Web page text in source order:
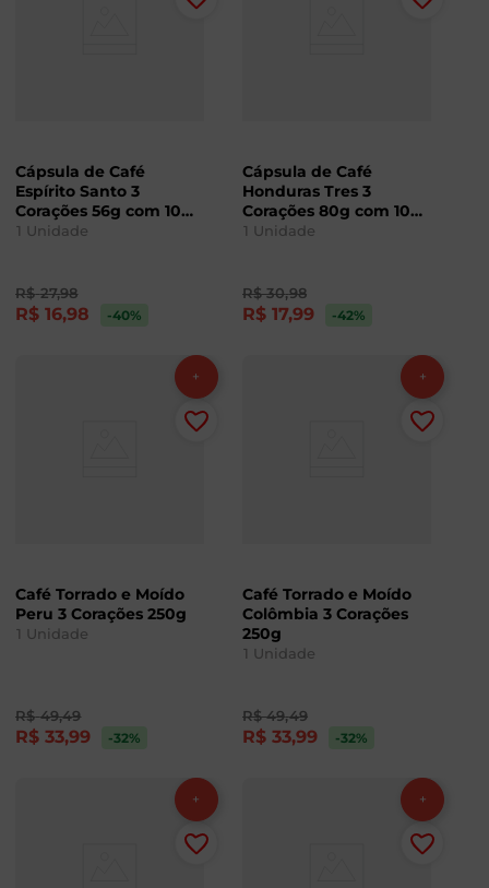
Cápsula de Café
Espírito Santo 3
Corações 56g com 10
Unidades
1 Unidade
R$ 27,98
R$ 16,98 -40%
Cápsula de Café
Honduras Tres 3
Corações 80g com 10
Unidades
1 Unidade
R$ 30,98
R$ 17,99 -42%
Café Torrado e Moído
Peru 3 Corações 250g
1 Unidade
R$ 49,49
R$ 33,99 -32%
Café Torrado e Moído
Colômbia 3 Corações
250g
1 Unidade
R$ 49,49
R$ 33,99 -32%